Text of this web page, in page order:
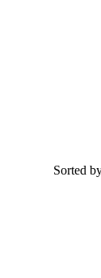
Sorted